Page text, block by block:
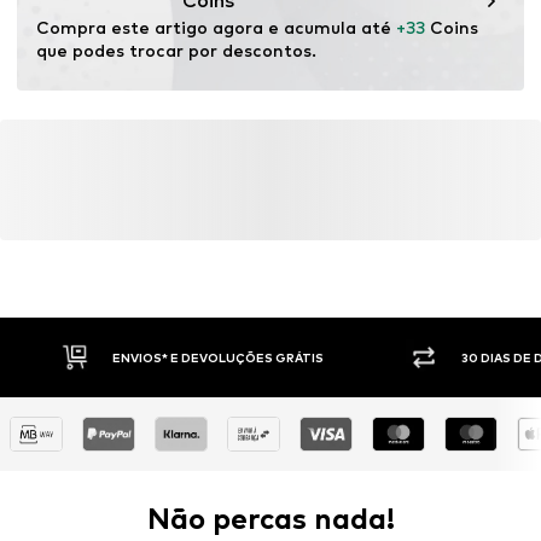
Compra este artigo agora e acumula até +33 Coins
que podes trocar por descontos.
ENVIOS* E DEVOLUÇÕES GRÁTIS 30 DIAS DE
Não percas nada!